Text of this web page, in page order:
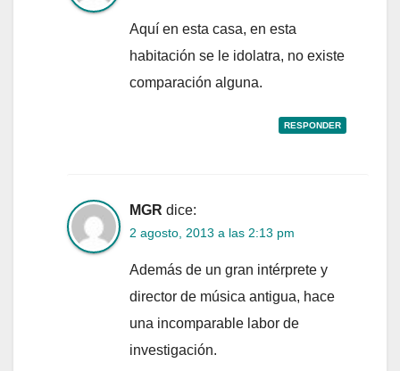
Aquí en esta casa, en esta
habitación se le idolatra, no existe
comparación alguna.
RESPONDER
MGR dice:
2 agosto, 2013 a las 2:13 pm
Además de un gran intérprete y
director de música antigua, hace
una incomparable labor de
investigación.